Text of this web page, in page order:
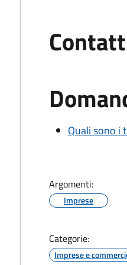
Quali sono i
Argomenti:
Imprese
Categorie:
Imprese e